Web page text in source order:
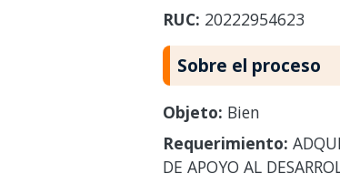
RUC: 20222954623
Sobre el proceso
Objeto: Bien
Requerimiento:
DE APOYO AL